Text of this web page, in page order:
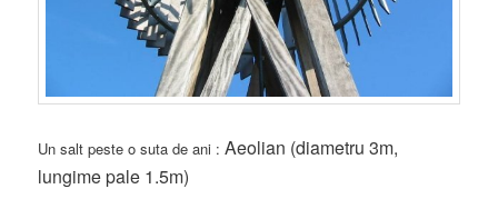
Un salt peste o suta de ani :Aeolian (diametru 3m,
lungime pale 1.5m)